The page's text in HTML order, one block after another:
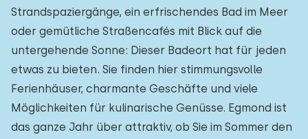
Strandspaziergänge, ein erfrischendes Bad im Meer
oder gemütliche Straßencafés mit Blick auf die
untergehende Sonne: Dieser Badeort hat für jeden
etwas zu bieten. Sie finden hier stimmungsvolle
Ferienhäuser, charmante Geschäfte und viele
Möglichkeiten für kulinarische Genüsse. Egmond ist
das ganze Jahr über attraktiv, ob Sie im Sommer den